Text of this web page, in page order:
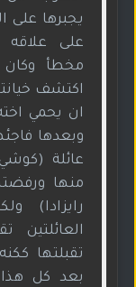
يجبرها على
على
مخطأ وكان
اكتشف
ان يحمي
وبعدها
عائلة
منها
رايزادا)
العائلتين
تقبلتها
بعد كل هذا